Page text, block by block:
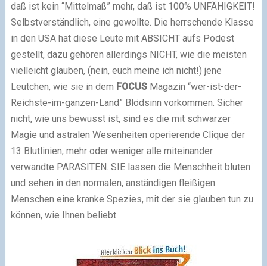
daß ist kein “Mittelmaß” mehr, daß ist 100% UNFÄHIGKEIT!
Selbstverständlich, eine gewollte. Die herrschende Klasse
in den USA hat diese Leute mit ABSICHT aufs Podest
gestellt, dazu gehören allerdings NICHT, wie die meisten
vielleicht glauben, (nein, euch meine ich nicht!) jene
Leutchen, wie sie in dem FOCUSMagazin “wer-ist-der-
Reichste-im-ganzen-Land” Blödsinn vorkommen. Sicher
nicht, wie uns bewusst ist, sind es die mit schwarzer
Magie und astralen Wesenheiten operierende Clique der
13 Blutlinien, mehr oder weniger alle miteinander
verwandte PARASITEN. SIE lassen die Menschheit bluten
und sehen in den normalen, anständigen fleißigen
Menschen eine kranke Spezies, mit der sie glauben tun zu
können, wie Ihnen beliebt.